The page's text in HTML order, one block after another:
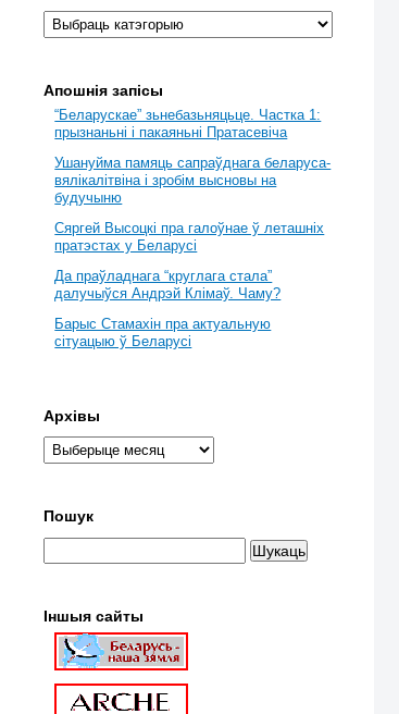
Апошнія запісы
“Беларускае” зьнебазьняцьце. Частка 1:
прызнаньні і пакаяньні Пратасевіча
Ушануйма памяць сапраўднага беларуса-
вялікалітвіна і зробім высновы на
будучыню
Сяргей Высоцкі пра галоўнае ў леташніх
пратэстах у Беларусі
Да праўладнага “круглага стала”
далучыўся Андрэй Клімаў. Чаму?
Барыс Стамахін пра актуальную
сітуацыю ў Беларусі
Архівы
Пошук
Іншыя сайты